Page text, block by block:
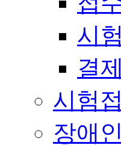
시
결
시험
장애